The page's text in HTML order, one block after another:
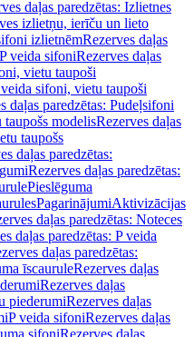
daļas paredzētas: Izlietnes
izlietņu, ierīču un lieto
izlietnēmRezerves daļas
P veida sifoniRezerves daļas
vietu taupoši
sifoni, vietu taupoši
daļas paredzētas: Pudeļsifoni
modelisRezerves daļas
taupošs
daļas paredzētas:
Rezerves daļas paredzētas:
Pieslēguma
PagarinājumiAktivizācijas
daļas paredzētas: Noteces
daļas paredzētas: P veida
daļas paredzētas:
īscauruleRezerves daļas
Rezerves daļas
piederumiRezerves daļas
P veida sifoniRezerves daļas
sifoniRezerves daļas